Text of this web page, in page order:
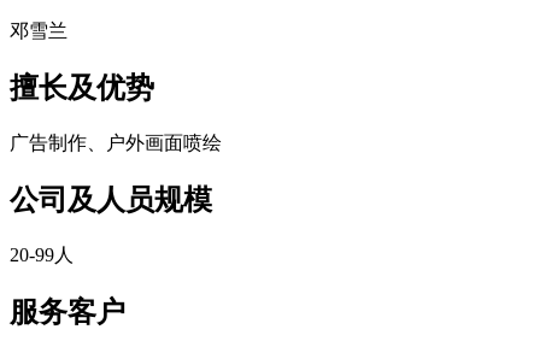
邓雪兰
擅长及优势
广告制作、户外画面喷绘
公司及人员规模
20-99人
服务客户